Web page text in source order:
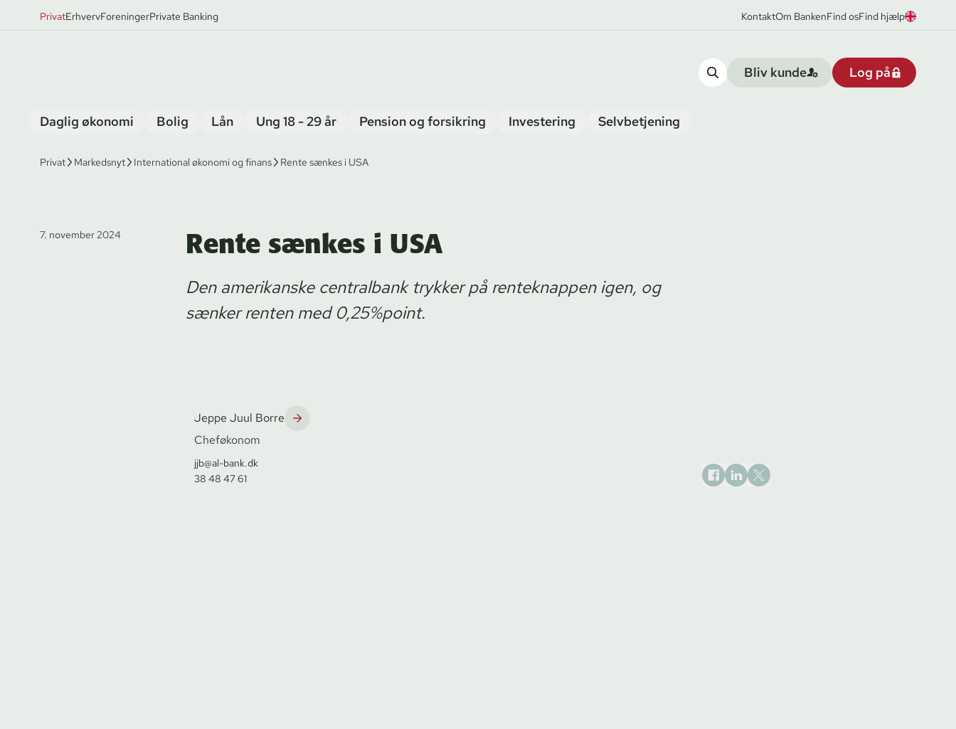
PrivatErhvervForeningerPrivate Banking KontaktOm BankenFind osFind hjælp
Bliv kunde Log på
Daglig økonomi Bolig Lån Ung 18 - 29 år Pension og forsikring Investering Selvbetjening
Privat Markedsnyt International økonomi og finans Rente sænkes i USA
7. november 2024 Rente sænkes i USA
Den amerikanske centralbank trykker på renteknappen igen, og
sænker renten med 0,25%point.
Jeppe Juul Borre
Cheføkonom
jjb@al-bank.dk
38 48 47 61